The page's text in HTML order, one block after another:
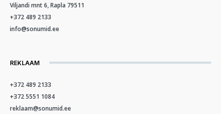
Viljandi mnt 6, Rapla 79511
+372 489 2133
info@sonumid.ee
REKLAAM
+372 489 2133
+372 5551 1084
reklaam@sonumid.ee